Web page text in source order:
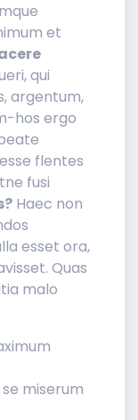
et
qui
argentum,
hos ergo
flentes
fusi
Haec non
esset ora,
Quas
malo
miserum